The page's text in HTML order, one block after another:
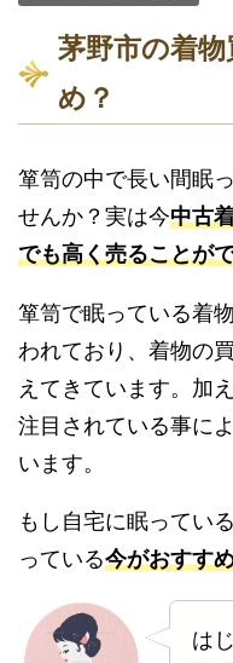
茅野市の着
め？
箪笥の中で長い間眠
せんか？実は今中古
でも高く売ることが
箪笥で眠っている着
われており、着物の
えてきています。加
注目されている事に
います。
もし自宅に眠ってい
っている今がおすす
は